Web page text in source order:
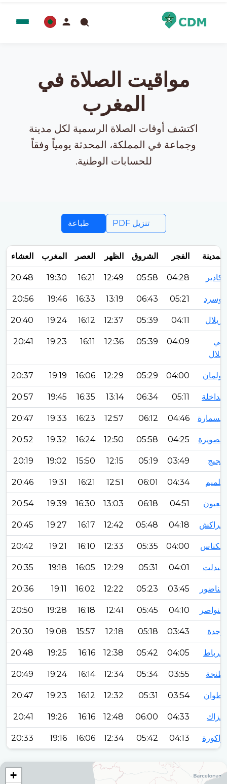
مواقيت الصلاة في
المغرب
اكتشف أوقات الصلاة الرسمية لكل مدينة
وجماعة في المملكة، المحدثة يومياً وفقاً
للحسابات الوطنية.
تنزيل PDF طباعة
المدينة الفجر الشروق الظهر العصر المغرب العشاء
أكادير 04:28
05:58
12:49
16:21
19:30
20:48
أوسرد 05:21
06:43
13:19
16:33
19:46
20:56
أزيلال 04:11
05:39
12:37
16:12
19:24
20:40
بني
ملال
04:09
05:39
12:36
16:11
19:23
20:41
بولمان 04:00
05:29
12:29
16:06
19:19
20:37
الداخلة 05:11
06:34
13:14
16:35
19:45
20:57
السمارة 04:46
06:12
12:57
16:23
19:33
20:47
الصويرة 04:25
05:58
12:50
16:24
19:32
20:52
فجيج 03:49
05:19
12:15
15:50
19:02
20:19
ڭلميم 04:34
06:01
12:51
16:21
19:31
20:46
العيون 04:51
06:18
13:03
16:30
19:39
20:54
مراكش 04:18
05:48
12:42
16:17
19:27
20:45
مكناس 04:00
05:35
12:33
16:10
19:21
20:42
ميدلت 04:01
05:31
12:29
16:05
19:18
20:35
الناضور 03:45
05:23
12:22
16:02
19:11
20:36
النواصر 04:10
05:45
12:41
16:18
19:28
20:50
وجدة 03:43
05:18
12:18
15:57
19:08
20:30
الرباط 04:05
05:42
12:38
16:16
19:25
20:48
طنجة 03:55
05:34
12:34
16:14
19:24
20:49
تطوان 03:54
05:31
12:32
16:12
19:23
20:47
الزاك 04:33
06:00
12:48
16:16
19:26
20:41
زاكورة 04:13
05:42
12:34
16:06
19:16
20:33
+